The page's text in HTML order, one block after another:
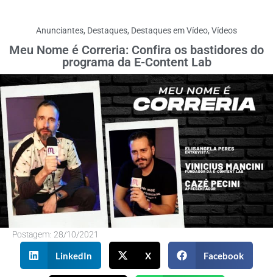
Anunciantes, Destaques, Destaques em Vídeo, Vídeos
Meu Nome é Correria: Confira os bastidores do
programa da E-Content Lab
Postagem: 28/10/2021
LinkedIn X Facebook